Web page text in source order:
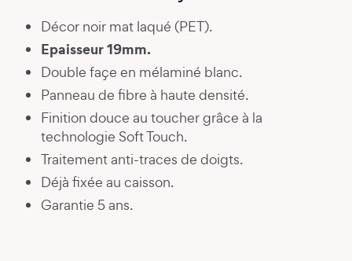
Décor noir mat laqué (PET).
Epaisseur 19mm.
Double façe en mélaminé blanc.
Panneau de fibre à haute densité.
Finition douce au toucher grâce à la
technologie Soft Touch.
Traitement anti-traces de doigts.
Déjà fixée au caisson.
Garantie 5 ans.